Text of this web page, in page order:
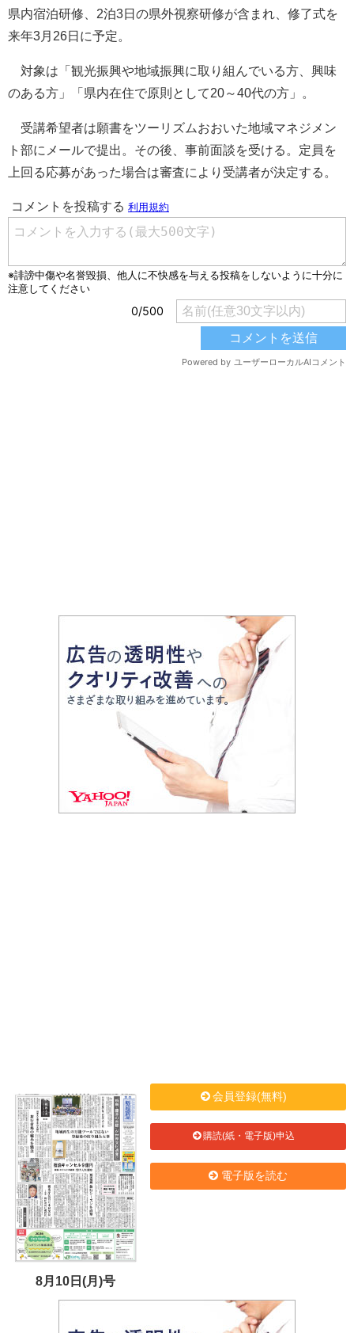
県内宿泊研修、2泊3日の県外視察研修が含まれ、修了式を
来年3月26日に予定。
対象は「観光振興や地域振興に取り組んでいる方、興味
のある方」「県内在住で原則として20～40代の方」。
受講希望者は願書をツーリズムおおいた地域マネジメン
ト部にメールで提出。その後、事前面談を受ける。定員を
上回る応募があった場合は審査により受講者が決定する。
8月10日(月)号
会員登録(無料)
購読(紙・電子版)申込
電子版を読む